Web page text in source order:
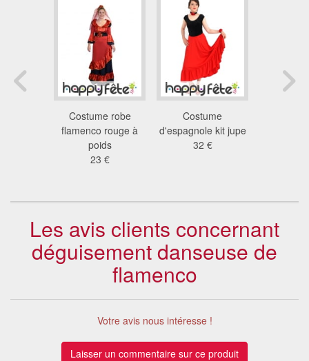
Costume robe
flamenco rouge à
poids
23 €
Costume
d'espagnole kit jupe
32 €
Les avis clients concernant
déguisement danseuse de
flamenco
Votre avis nous intéresse !
Laisser un commentaire sur ce produit